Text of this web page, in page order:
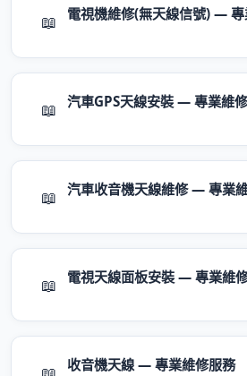
📖 電視機維修(無天線信號) —
📖 汽車GPS天線安裝 — 專業維
📖 汽車收音機天線維修 — 專業
📖 電視天線面板安裝 — 專業維
收音機天線 — 專業維修服務